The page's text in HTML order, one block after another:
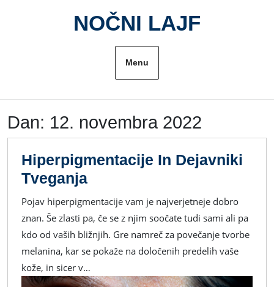
NOČNI LAJF
Menu
Dan: 12. novembra 2022
Hiperpigmentacije In Dejavniki
TveganjaHiperpigmentacije
In
Dejavniki
Tveganja
Pojav hiperpigmentacije vam je najverjetneje dobro
znan. Še zlasti pa, če se z njim soočate tudi sami ali pa
kdo od vaših bližnjih. Gre namreč za povečanje tvorbe
melanina, kar se pokaže na določenih predelih vaše
kože, in sicer v…